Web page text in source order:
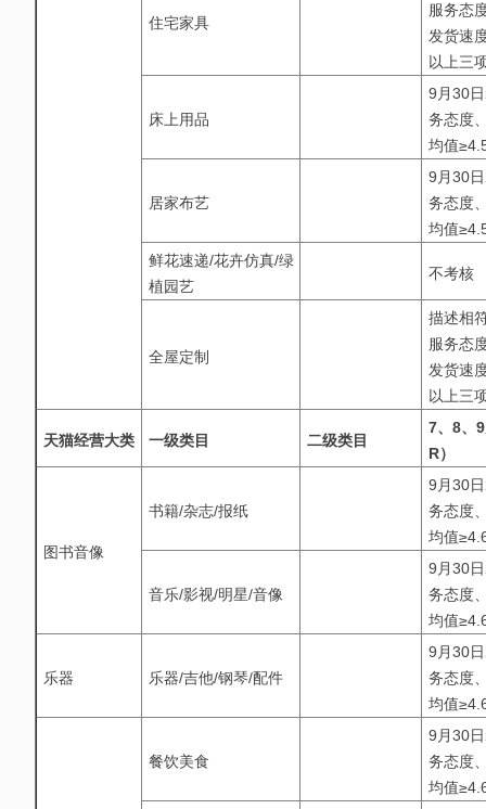
住宅家具
服务态
发货速
以上三
床上用品
9月30
务态度
均值
居家布艺
9月30
务态度
均值
鲜花速递/花卉仿真/绿
植园艺
不考核
全屋定制
描述相
服务态
发货速
以上三
天猫经营大类 一级类目 二级类目
7、8、
R）
图书音像
书籍/杂志/报纸
9月30
务态度
均值
音乐/影视/明星/音像
9月30
务态度
均值
乐器 乐器/吉他/钢琴/配件
9月30
务态度
均值
餐饮美食
9月30
务态度
均值